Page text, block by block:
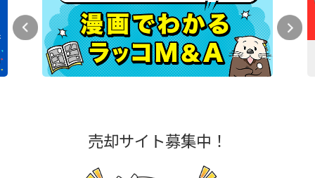
売却サイト募集中！